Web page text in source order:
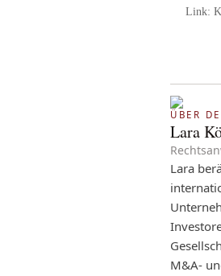
Link:
ÜBER
Lara
Lara
M&A-